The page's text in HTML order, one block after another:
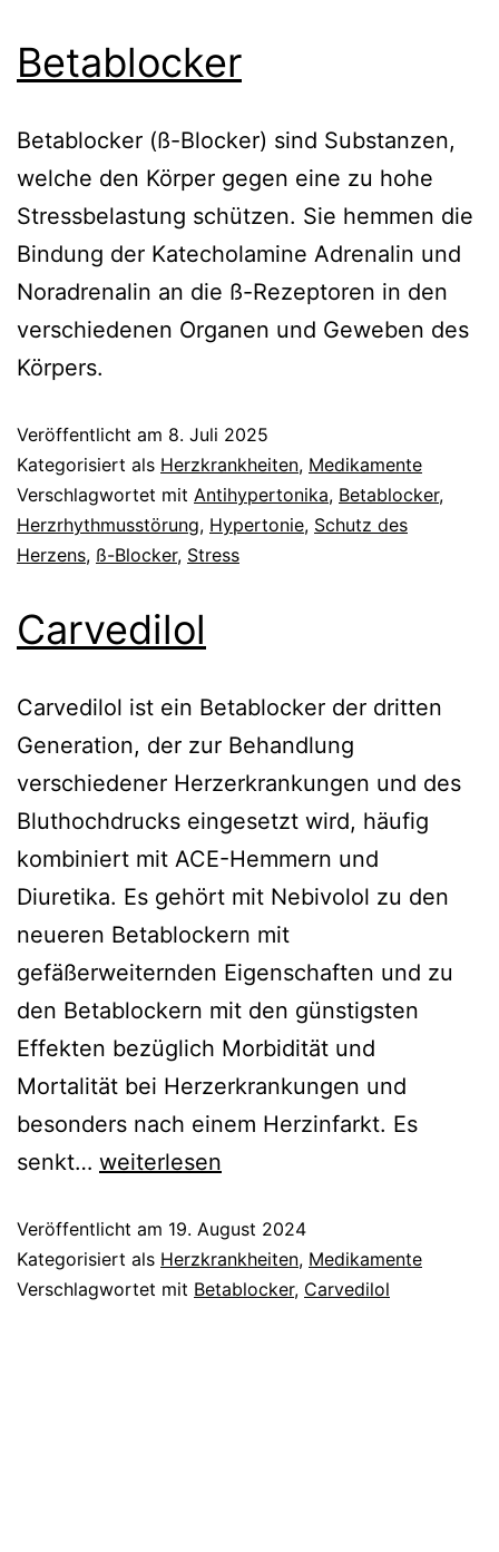
Betablocker
Betablocker (ß-Blocker) sind Substanzen,
welche den Körper gegen eine zu hohe
Stressbelastung schützen. Sie hemmen die
Bindung der Katecholamine Adrenalin und
Noradrenalin an die ß-Rezeptoren in den
verschiedenen Organen und Geweben des
Körpers.
Veröffentlicht am 8. Juli 2025
Kategorisiert als Herzkrankheiten, Medikamente
Verschlagwortet mit Antihypertonika, Betablocker,
Herzrhythmusstörung, Hypertonie, Schutz des
Herzens, ß-Blocker, Stress
Carvedilol
Carvedilol ist ein Betablocker der dritten
Generation, der zur Behandlung
verschiedener Herzerkrankungen und des
Bluthochdrucks eingesetzt wird, häufig
kombiniert mit ACE-Hemmern und
Diuretika. Es gehört mit Nebivolol zu den
neueren Betablockern mit
gefäßerweiternden Eigenschaften und zu
den Betablockern mit den günstigsten
Effekten bezüglich Morbidität und
Mortalität bei Herzerkrankungen und
besonders nach einem Herzinfarkt. Es
senkt… Carvedilol
weiterlesen
Veröffentlicht am 19. August 2024
Kategorisiert als Herzkrankheiten, Medikamente
Verschlagwortet mit Betablocker, Carvedilol